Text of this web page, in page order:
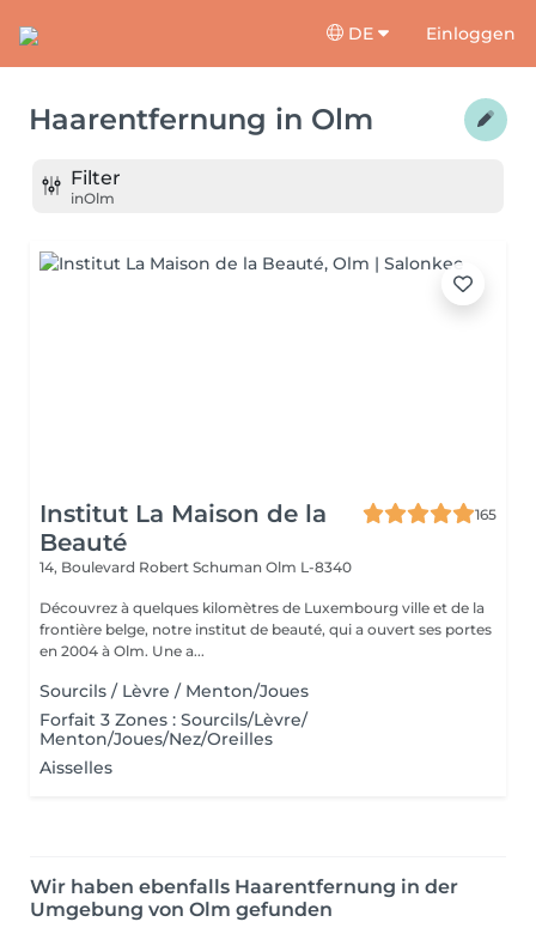
DE Einloggen
Haarentfernung in Olm
Filter
inOlm
Institut La Maison de la
Beauté
165
14, Boulevard Robert Schuman Olm L-8340
Découvrez à quelques kilomètres de Luxembourg ville et de la
frontière belge, notre institut de beauté, qui a ouvert ses portes
en 2004 à Olm. Une a...
Sourcils / Lèvre / Menton/Joues
Forfait 3 Zones : Sourcils/Lèvre/
Menton/Joues/Nez/Oreilles
Aisselles
Wir haben ebenfalls Haarentfernung in der
Umgebung von Olm gefunden